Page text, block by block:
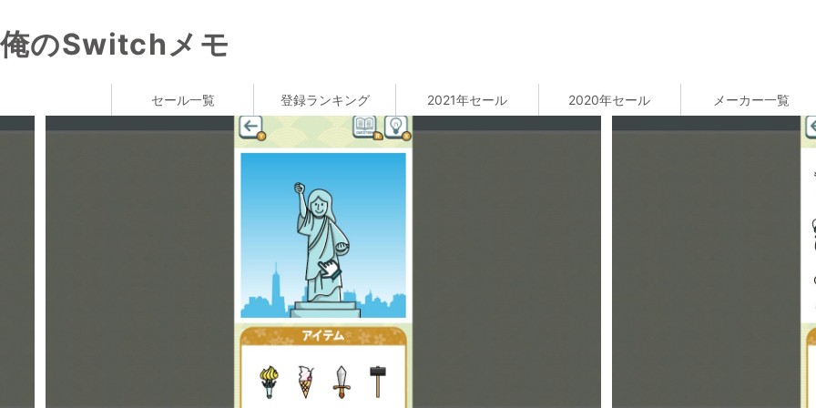
俺のSwitchメモ
セール一覧 登録ランキング 2021年セール 2020年セール メーカー一覧